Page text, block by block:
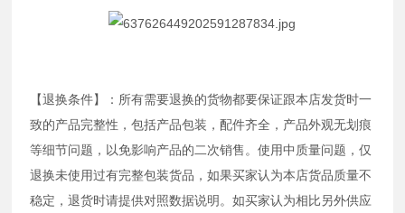
【退换条件】：所有需要退换的货物都要保证跟本店发货时一
致的产品完整性，包括产品包装，配件齐全，产品外观无划痕
等细节问题，以免影响产品的二次销售。使用中质量问题，仅
退换未使用过有完整包装货品，如果买家认为本店货品质量不
稳定，退货时请提供对照数据说明。如买家认为相比另外供应